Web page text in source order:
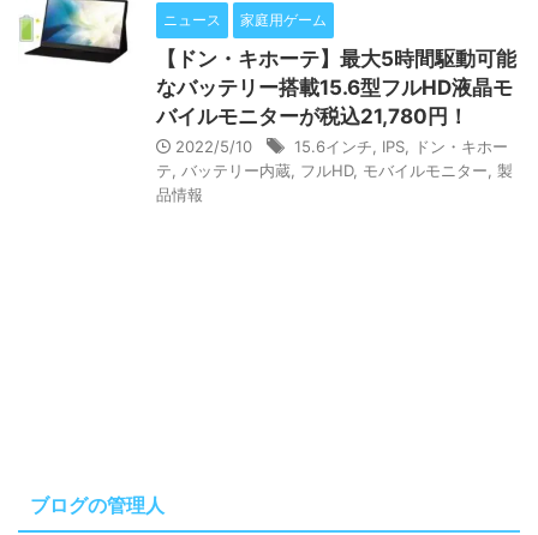
ニュース 家庭用ゲーム
【ドン・キホーテ】最大5時間駆動可能
なバッテリー搭載15.6型フルHD液晶モ
バイルモニターが税込21,780円！
2022/5/10 15.6インチ IPS
ドン・キホー
テ
バッテリー内蔵 フルHD, モバイルモニター 製
品情報
ブログの管理人